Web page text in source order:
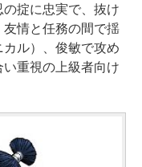
掟に忠実で、抜け
情と任務の間で揺
ル）、俊敏で攻め
重視の上級者向け